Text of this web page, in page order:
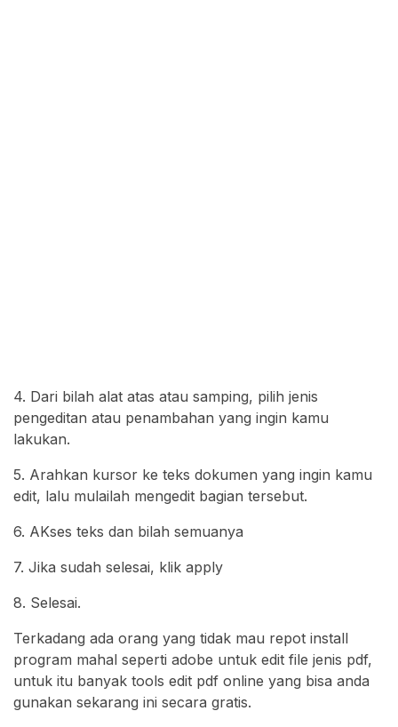
4. Dari bilah alat atas atau samping, pilih jenis
pengeditan atau penambahan yang ingin kamu
lakukan.
5. Arahkan kursor ke teks dokumen yang ingin kamu
edit, lalu mulailah mengedit bagian tersebut.
6. AKses teks dan bilah semuanya
7. Jika sudah selesai, klik apply
8. Selesai.
Terkadang ada orang yang tidak mau repot install
program mahal seperti adobe untuk edit file jenis pdf,
untuk itu banyak tools edit pdf online yang bisa anda
gunakan sekarang ini secara gratis.